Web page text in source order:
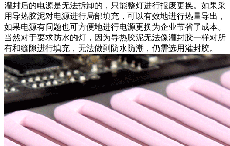
灌封后的电源是无法拆卸的，只能整灯进行报废更换。如果采
用导热胶泥对电源进行局部填充，可以有效地进行热量导出，
如果电源有问题也可方便地进行电源更换为企业节省了成本。
当然对于要求防水的灯，因为导热胶泥无法像灌封胶一样对所
有和缝隙进行填充，无法做到防水防潮，仍需选用灌封胶。